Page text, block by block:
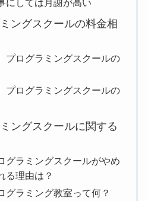
にしては月謝が高い
ングスクールの料金相
プログラミングスクールの
プログラミングスクールの
ングスクールに関する
グラミングスクールがやめ
る理由は？
グラミング教室って何？